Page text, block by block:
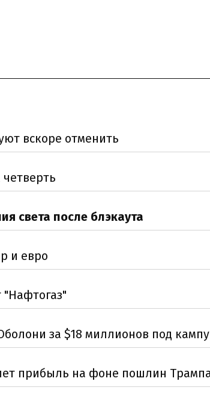
вскоре отменить
света после блэкаута
и евро
"Нафтогаз"
за $18 миллионов под
прибыль на фоне пошлин